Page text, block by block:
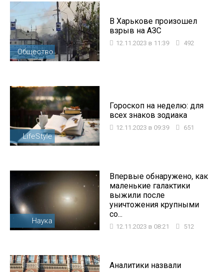
Общество
В Харькове произошел
взрыв на АЗС
12.11.2023 в 11:39 492
LifeStyle
Гороскоп на неделю: для
всех знаков зодиака
12.11.2023 в 09:39 651
Наука
Впервые обнаружено, как
маленькие галактики
выжили после
уничтожения крупными
со...
12.11.2023 в 08:21 512
Аналитики назвали